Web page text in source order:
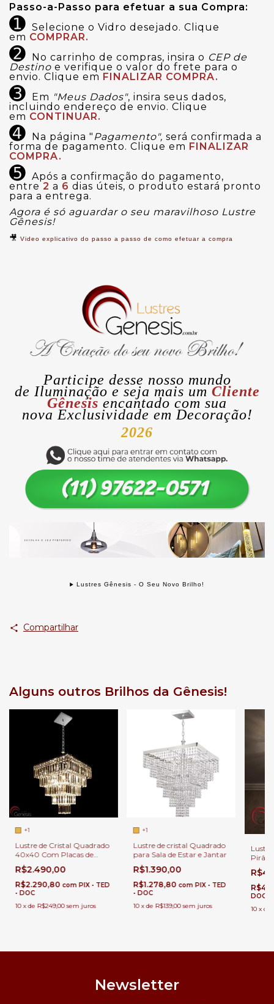
Passo-a-Passo para efetuar a sua Compra:
➊ Selecione o Vidro desejado. Clique
em COMPRAR.
➋ No carrinho de compras, insira o CEP de
Destino e verifique o valor do frete para o
envio. Clique em FINALIZAR COMPRA.
➌ Em "Meus Dados", insira seus dados,
incluindo endereço de envio. Clique
em CONTINUAR.
➍ Na página " Pagamento", será confirmada a
forma de pagamento. Clique em FINALIZAR
COMPRA.
➎ Após a confirmação do pagamento,
entre 2 a 6 dias úteis, o produto estará pronto
para a entrega.
Agora é só aguardar o seu maravilhoso Lustre
Gênesis!
🎥 Video explicativo do passo a passo de como efetuar a compra
Participe desse nosso mundo
de Iluminação e seja mais um Cliente
Gênesis encantado com sua
nova Exclusividade em Decoração!
2026
Lustres Gênesis - O Seu Novo Brilho!
Compartilhar
Alguns outros Brilhos da Gênesis!
+1
Lustre de Cristal Quadrado
40x40 Com Placas de
Cristal para Mesa de Sala e
Jantar.
R$2.490,00
R$2.290,80 com PIX • TED
• DOC
10 xde R$249,00 sem juros
+1
Lustre de cristal Quadrado
para Sala de Estar e Jantar
R$1.390,00
R$1.278,80 com PIX • TED
• DOC
10 xde R$139,00 sem juros
Estar
DOC
10 x de
Newsletter